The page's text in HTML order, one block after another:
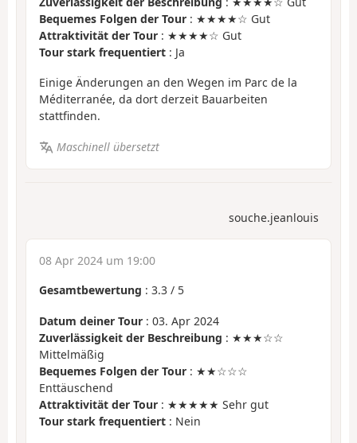
Bequemes Folgen der Tour : ★★★★☆ Gut
Attraktivität der Tour : ★★★★☆ Gut
Tour stark frequentiert : Ja
Einige Änderungen an den Wegen im Parc de la
Méditerranée, da dort derzeit Bauarbeiten
stattfinden.
Maschinell übersetzt
souche.jeanlouis
08 Apr 2024 um 19:00
Gesamtbewertung : 3.3 / 5
Datum deiner Tour : 03. Apr 2024
Zuverlässigkeit der Beschreibung : ★★★☆☆
Mittelmäßig
Bequemes Folgen der Tour : ★★☆☆☆
Enttäuschend
Attraktivität der Tour : ★★★★★ Sehr gut
Tour stark frequentiert : Nein